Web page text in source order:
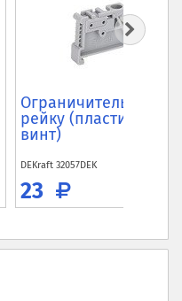
Ограничитель на
рейку (пластик, 1
винт)
DEKraft 32057DEK
23